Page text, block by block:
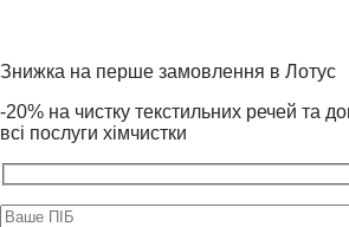
Знижка на перше замовлення в Лотус
-20% на чистку текстильних речей та
всі послуги хімчистки